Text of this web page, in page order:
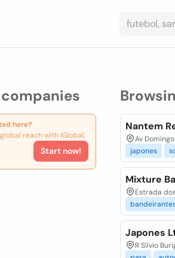
here?
reach with iGlobal.
Start now!
Nantem
Av
japones
Mixture
Estrada
Japones
R Sílvio